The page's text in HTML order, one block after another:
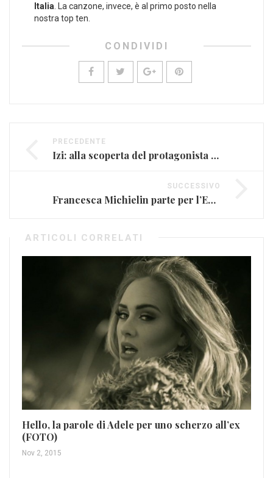
Italia. La canzone, invece, è al primo posto nella
nostra top ten.
CONDIVIDI
PRECEDENTE
Izi: alla scoperta del protagonista di “Zeta” (VIDEO)
SUCCESSIVO
Francesca Michielin parte per l’Eurovision dalla sua Bassano del Grappa
ARTICOLI CORRELATI
Hello, la parole di Adele per uno scherzo all’ex
(FOTO)
Nov 2, 2015